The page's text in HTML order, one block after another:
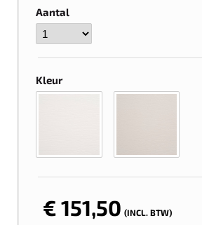
Aantal
Kleur
€ 151,50 (INCL. BTW)